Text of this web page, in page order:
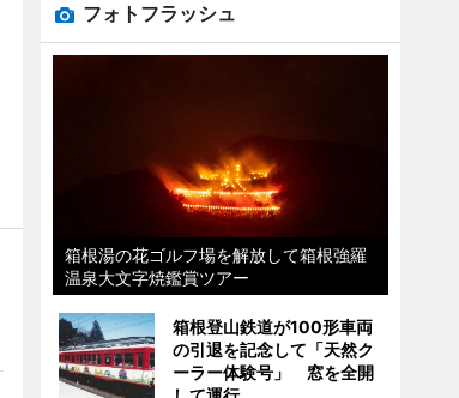
フォトフラッシュ
箱根湯の花ゴルフ場を解放して箱根強羅
温泉大文字焼鑑賞ツアー
箱根登山鉄道が100形車両
の引退を記念して「天然ク
ーラー体験号」 窓を全開